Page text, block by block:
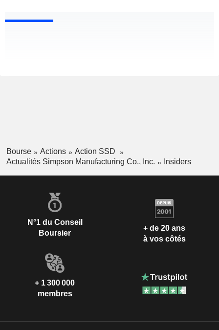
Bourse Actions
Action SSD
Actualités Simpson Manufacturing Co., Inc.
Insiders
N°1 du Conseil
Boursier
+ de 20 ans
à vos côtés
+ 1 300 000
membres